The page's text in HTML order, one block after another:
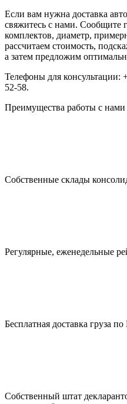
Если вам нужна доставка
свяжитесь с нами. Сообщите
комплектов, диаметр,
рассчитаем стоимость,
а затем предложим
Телефоны для консультации:
52-58.
Преимущества работы с нами
Собственные склады
Регулярные, еженедельные
Бесплатная доставка груза
Собственный штат